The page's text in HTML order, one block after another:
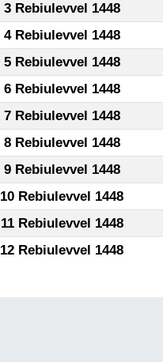
3 Rebiulevvel 1448
4 Rebiulevvel 1448
5 Rebiulevvel 1448
6 Rebiulevvel 1448
7 Rebiulevvel 1448
8 Rebiulevvel 1448
9 Rebiulevvel 1448
10 Rebiulevvel 1448
11 Rebiulevvel 1448
12 Rebiulevvel 1448